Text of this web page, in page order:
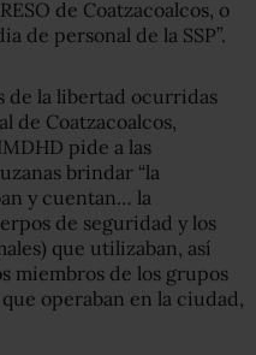
de Coatzacoalcos, o
de personal de la SSP”.
de la libertad ocurridas
de Coatzacoalcos,
pide a las
brindar “la
y cuentan… la
de seguridad y los
que utilizaban, así
miembros de los grupos
operaban en la ciudad,